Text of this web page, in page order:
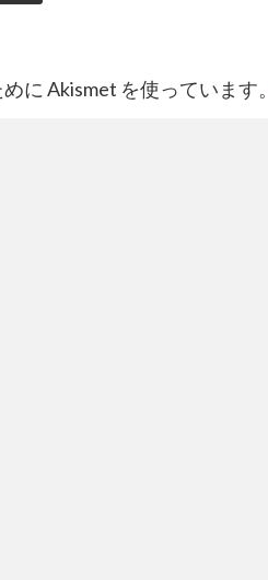
に Akismet を使っています。